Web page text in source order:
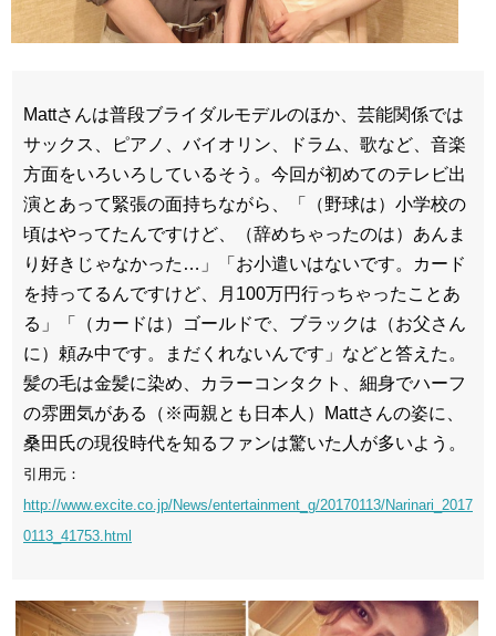
Mattさんは普段ブライダルモデルのほか、芸能関係では
サックス、ピアノ、バイオリン、ドラム、歌など、音楽
方面をいろいろしているそう。今回が初めてのテレビ出
演とあって緊張の面持ちながら、「（野球は）小学校の
頃はやってたんですけど、（辞めちゃったのは）あんま
り好きじゃなかった…」「お小遣いはないです。カード
を持ってるんですけど、月100万円行っちゃったことあ
る」「（カードは）ゴールドで、ブラックは（お父さん
に）頼み中です。まだくれないんです」などと答えた。
髪の毛は金髪に染め、カラーコンタクト、細身でハーフ
の雰囲気がある（※両親とも日本人）Mattさんの姿に、
桑田氏の現役時代を知るファンは驚いた人が多いよう。
引用元：
http://www.excite.co.jp/News/entertainment_g/20170113/Narinari_2017
0113_41753.html